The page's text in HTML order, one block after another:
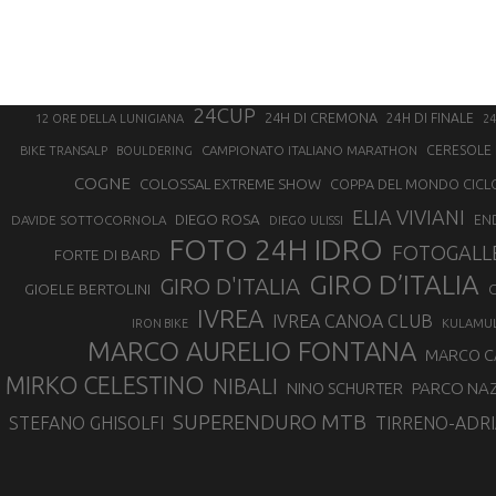
12 ORE DELLA LUNIGIANA 24CUP 24H DI CREMONA 24H DI FINALE
BIKE TRANSALP BOULDERING CAMPIONATO ITALIANO MARATHON CERESOLE
COGNE COLOSSAL EXTREME SHOW COPPA DEL MONDO
DAVIDE SOTTOCORNOLA DIEGO ROSA DIEGO ULISSI ELIA VIVIANI
FORTE DI BARD FOTO 24H IDRO
GIOELE BERTOLINI GIRO D'ITALIA GIRO D’ITALIA
IRON BIKE IVREA IVREA CANOA CLUB
MARCO AURELIO FONTANA MARCO
MIRKO CELESTINO NIBALI NINO SCHURTER PARCO
STEFANO GHISOLFI SUPERENDURO MTB TIRRENO-